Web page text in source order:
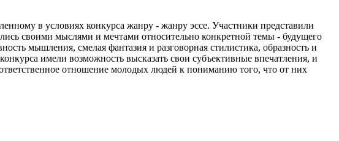
в условиях конкурса жанру - жанру эссе. Участники представили
своими мыслями и меч­тами относительно конкретной темы - будущего
мышления, смелая фантазия и разговорная стилистика, образность и
имели возможность высказать свои субъективные впечатления, и
отношение молодых людей к пониманию того, что от них